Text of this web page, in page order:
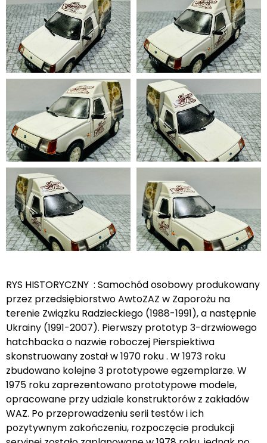
RYS HISTORYCZNY : Samochód osobowy produkowany
przez przedsiębiorstwo AwtoZAZ w Zaporożu na
terenie Związku Radzieckiego (1988-1991), a następnie
Ukrainy (1991-2007). Pierwszy prototyp 3-drzwiowego
hatchbacka o nazwie roboczej Pierspiektiwa
skonstruowany został w 1970 roku . W 1973 roku
zbudowano kolejne 3 prototypowe egzemplarze. W
1975 roku zaprezentowano prototypowe modele,
opracowane przy udziale konstruktorów z zakładów
WAZ. Po przeprowadzeniu serii testów i ich
pozytywnym zakończeniu, rozpoczęcie produkcji